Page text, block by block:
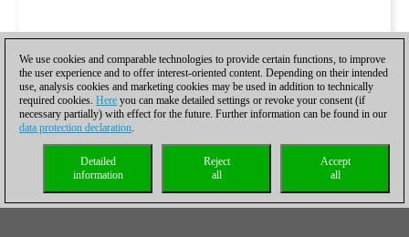
We use cookies and comparable technologies to provide certain functions, to improve
the user experience and to offer interest-oriented content. Depending on their intended
use, analysis cookies and marketing cookies may be used in addition to technically
required cookies. Here you can make detailed settings or revoke your consent (if
necessary partially) with effect for the future. Further information can be found in our
data protection declaration.
Accept
all
Reject
all
Detailed
information